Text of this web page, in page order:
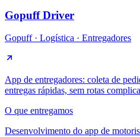
Gopuff Driver
Gopuff· Logística · Entregadores
App de entregadores: coleta de
entregas rápidas, sem rotas
O que entregamos
Desenvolvimento do app de